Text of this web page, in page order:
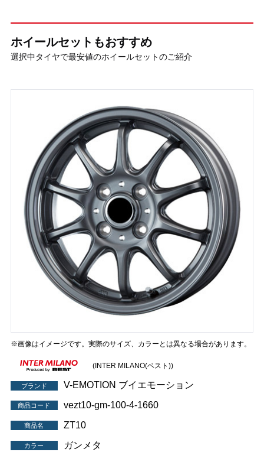
ホイールセットもおすすめ
選択中タイヤで最安値のホイールセットのご紹介
※画像はイメージです。実際のサイズ、カラーとは異なる場合があります。
(INTER MILANO(ベスト))
ブランド V-EMOTION ブイエモーション
商品コード vezt10-gm-100-4-1660
商品名 ZT10
カラー ガンメタ